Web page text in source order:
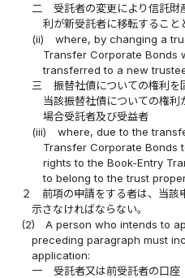
二
受託者の変更により信託
利が新受託者に移転すること
(ii)
where, by changing a
Transfer Corporate Bonds
transferred to a new
三
振替社債についての権利を
当該振替社債についての権利
場合受託者及び受益者
(iii)
where, due to the
Transfer Corporate Bonds
rights to the Book-Entry
to belong to the trust
２
前項の申請をする者は、当該
示さなければならない。
(2)
A person who intends to
preceding paragraph must
application:
一
受託者又は前受託者の口座